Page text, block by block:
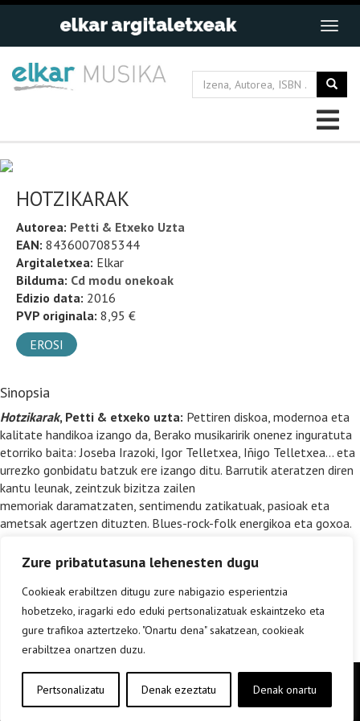
Zure pribatutasuna lehenesten dugu
Cookieak erabiltzen ditugu zure nabigazio esperientzia
hobetzeko, iragarki edo eduki pertsonalizatuak eskaintzeko eta
gure trafikoa aztertzeko. "Onartu dena" sakatzean, cookieak
erabiltzea onartzen duzu.
Pertsonalizatu Denak ezeztatu Denak onartu
HOTZIKARAK
Autorea: Petti & Etxeko Uzta
EAN: 8436007085344
Argitaletxea: Elkar
Bilduma: Cd modu onekoak
Edizio data: 2016
PVP originala: 8,95 €
EROSI
Sinopsia
Hotzikarak, Petti & etxeko uzta: Pettiren diskoa, modernoa eta
kalitate handikoa izango da, Berako musikaririk onenez inguratuta
etorriko baita: Joseba Irazoki, Igor Telletxea, Iñigo Telletxea… eta
urrezko gonbidatu batzuk ere izango ditu. Barrutik ateratzen diren
kantu leunak, zeintzuk bizitza zailen
memoriak daramatzaten, sentimendu zatikatuak, pasioak eta
ametsak agertzen dituzten. Blues-rock-folk energikoa eta goxoa.
Copyright © elkar Argitaletxeak 2019
Lege oharra
Cookie politika